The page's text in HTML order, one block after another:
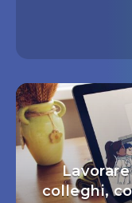
colleghi,